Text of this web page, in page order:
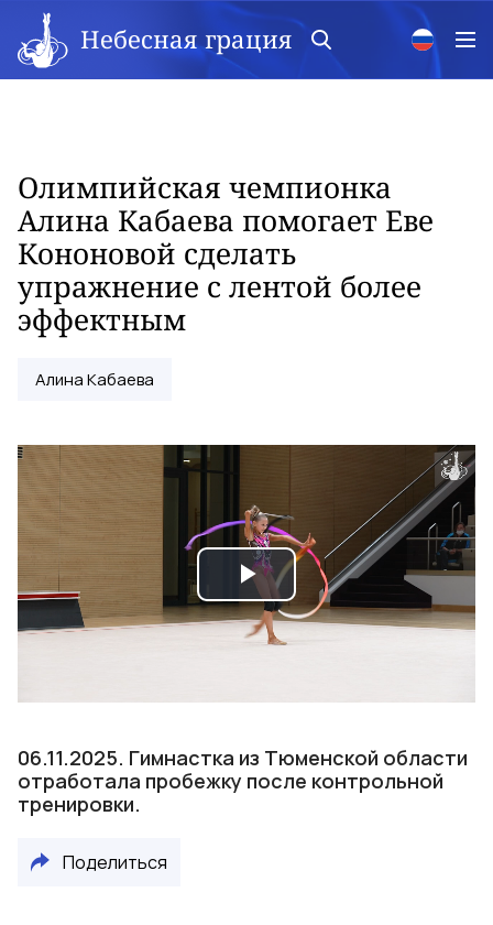
Небесная грация
Олимпийская чемпионка
Алина Кабаева помогает Еве
Кононовой сделать
упражнение с лентой более
эффектным
Алина Кабаева
Play
Video
06.11.2025. Гимнастка из Тюменской области
отработала пробежку после контрольной
тренировки.
Поделиться